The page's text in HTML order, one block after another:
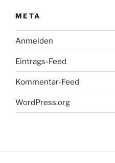
META
Anmelden
Eintrags-Feed
Kommentar-Feed
WordPress.org